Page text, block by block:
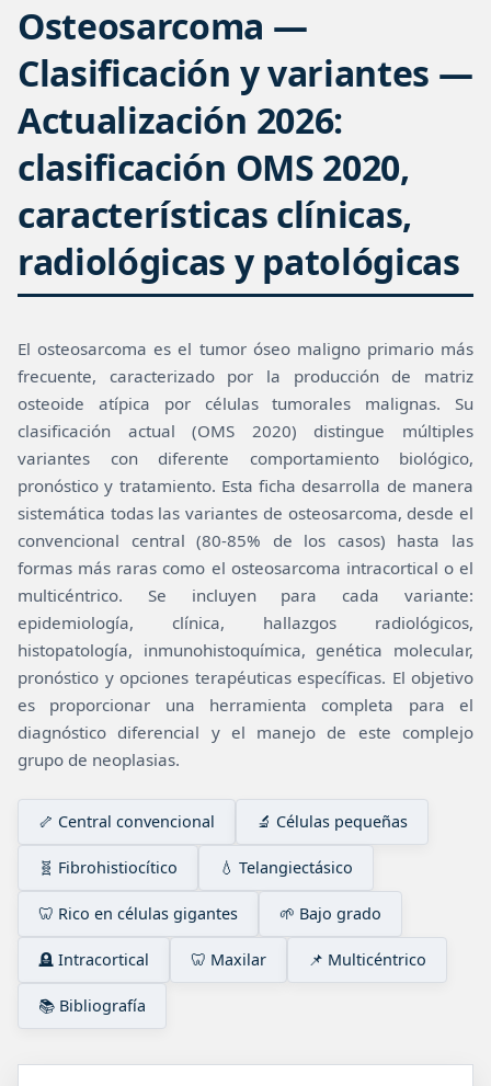
Osteosarcoma —
Clasificación y variantes —
Actualización 2026:
clasificación OMS 2020,
características clínicas,
radiológicas y patológicas
El osteosarcoma es el tumor óseo maligno primario más
frecuente, caracterizado por la producción de matriz
osteoide atípica por células tumorales malignas. Su
clasificación actual (OMS 2020) distingue múltiples
variantes con diferente comportamiento biológico,
pronóstico y tratamiento. Esta ficha desarrolla de manera
sistemática todas las variantes de osteosarcoma, desde el
convencional central (80-85% de los casos) hasta las
formas más raras como el osteosarcoma intracortical o el
multicéntrico. Se incluyen para cada variante:
epidemiología, clínica, hallazgos radiológicos,
histopatología, inmunohistoquímica, genética molecular,
pronóstico y opciones terapéuticas específicas. El objetivo
es proporcionar una herramienta completa para el
diagnóstico diferencial y el manejo de este complejo
grupo de neoplasias.
🦴 Central convencional 🔬 Células pequeñas
🧬 Fibrohistiocítico 💧 Telangiectásico
🦷 Rico en células gigantes 🌱 Bajo grado
🪦 Intracortical 🦷 Maxilar 📌 Multicéntrico
📚 Bibliografía